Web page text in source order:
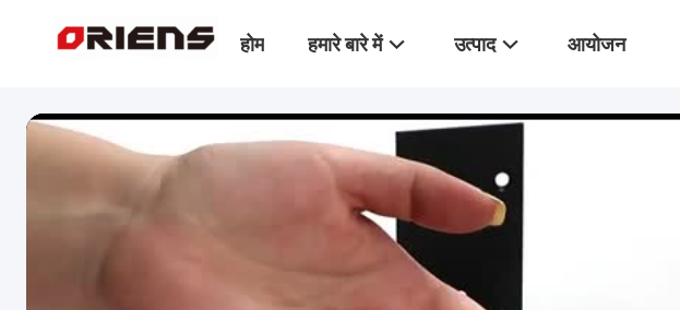
होम हमारे बारे में उत्पाद आयोजन